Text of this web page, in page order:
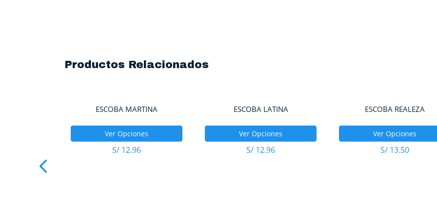
Productos Relacionados
ESCOBA MARTINA
Ver Opciones
S/ 12.96
ESCOBA LATINA
Ver Opciones
S/ 12.96
ESCOBA REALEZA
Ver Opciones
S/ 13.50